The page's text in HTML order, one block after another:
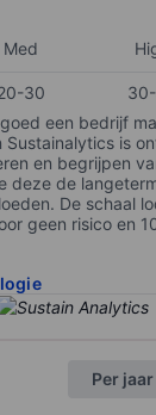
Med
30
een bedrijf
is
en begrijpen
deze de
De schaal
geen risico en
Per jaar